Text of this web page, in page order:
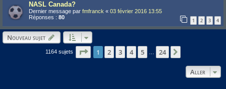
NASL Canada?
Dernier message par fmfranck « 03 février 2016 13:55
Réponses : 80 1 2 3 4
Nouveau sujet
1164 sujets Page sur 24
1 2 3 4 5 24
Aller